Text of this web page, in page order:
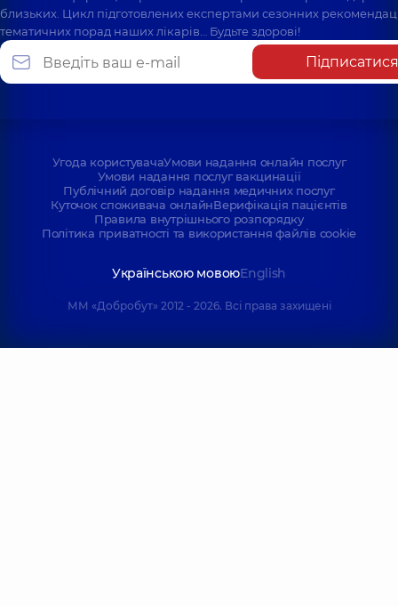
близьких. Цикл підготовлених експертами сезонних
тематичних порад наших лікарів… Будьте здорові!
Підписатися
Угода користувачаУмови надання онлайн послуг
Умови надання послуг вакцинації
Публічний договір надання медичних послуг
Куточок споживача онлайнВерифікація пацієнтів
Правила внутрішнього розпорядку
Політика приватності та використання файлів cookie
Українською мовоюEnglish
ММ «Добробут» 2012 - 2026. Всі права захищені